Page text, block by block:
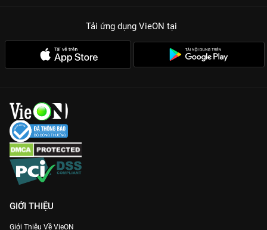
Tải ứng dụng VieON tại
GIỚI THIỆU
Giới Thiệu Về VieON